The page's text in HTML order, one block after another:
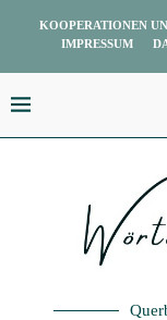
KOOPERATIONEN
IMPRESSUM